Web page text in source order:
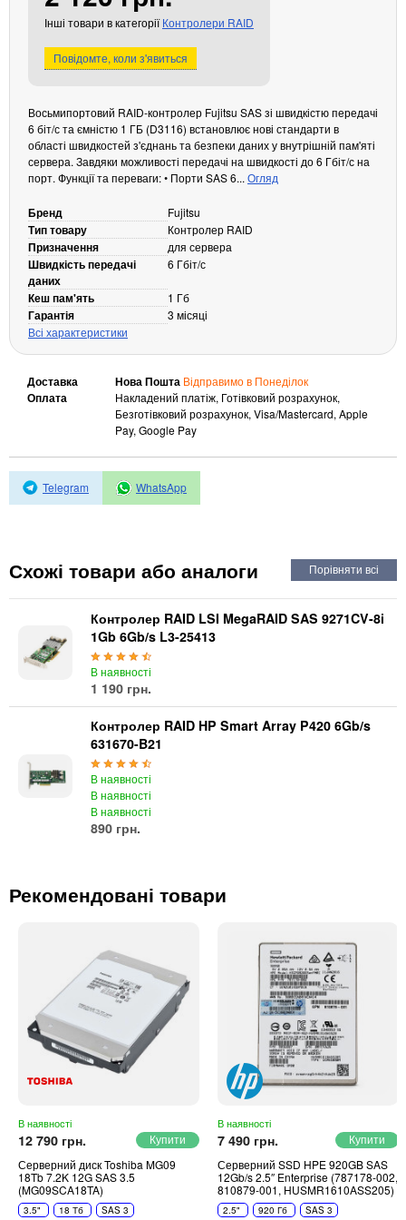
Кабелі та роз'єми
Аксесуари
Павербанки
Кабелі, роз'єми, перехідники
Аксесуари для ноутбуків
Зовнішні блоки живлення
Периферійні пристрої
Монітори
Клавіатури, миші, комплекти
Відеоспостереження
IP-камери
Автономне живлення
Автоматичні вимикачі
Акумулятори для ДБЖ
Інші товари в категоріїКонтролери RAID
Повідомте, коли з'явиться
Восьмипортовий RAID-контролер Fujitsu SAS зі швидкістю передачі
6 біт/с та ємністю 1 ГБ (D3116) встановлює нові стандарти в
області швидкостей з'єднань та безпеки даних у внутрішній пам'яті
сервера. Завдяки можливості передачі на швидкості до 6 Гбіт/с на
порт. Функції та переваги: • Порти SAS 6... Огляд
Бренд Fujitsu
Тип товару Контролер RAID
Призначення для сервера
Швидкість передачі
даних
6 Гбіт/с
Кеш пам'ять 1 Гб
Гарантія
3 місяці
Всі характеристики
Доставка Нова Пошта Відправимо в Понеділок
Оплата
Накладений платіж, Готівковий розрахунок,
Безготівковий розрахунок, Visa/Mastercard, Apple
Pay, Google Pay
Telegram WhatsApp
Схожі товари або аналоги
Контролер RAID LSI MegaRAID SAS 9271CV-8i
1Gb 6Gb/s L3-25413
В наявності
1 190 грн.
Контролер RAID HP Smart Array P420 6Gb/s
631670-B21
В наявності
В наявності
В наявності
890 грн.
Рекомендовані товари
В наявності
12 790 грн.
Серверний диск Toshiba MG09
18Tb 7.2K 12G SAS 3.5
(MG09SCA18TA)
3.5" 18 Тб SAS 3
В наявності
7 490 грн.
Серверний SSD HPE 920GB SAS
12Gb/s 2.5″ Enterprise (787178-002,
810879-001, HUSMR1610ASS205)
2.5" 920 Гб SAS 3